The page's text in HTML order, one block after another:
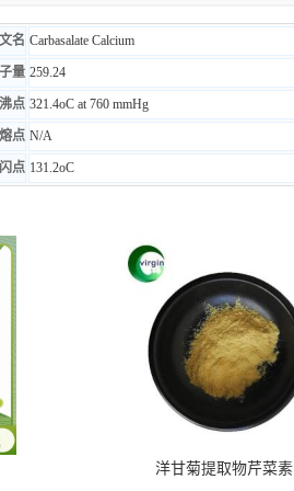
名 Carbasalate Calcium
量 259.24
沸点 321.4oC at 760 mmHg
熔点 N/A
闪点 131.2oC
洋甘菊提取物芹菜素